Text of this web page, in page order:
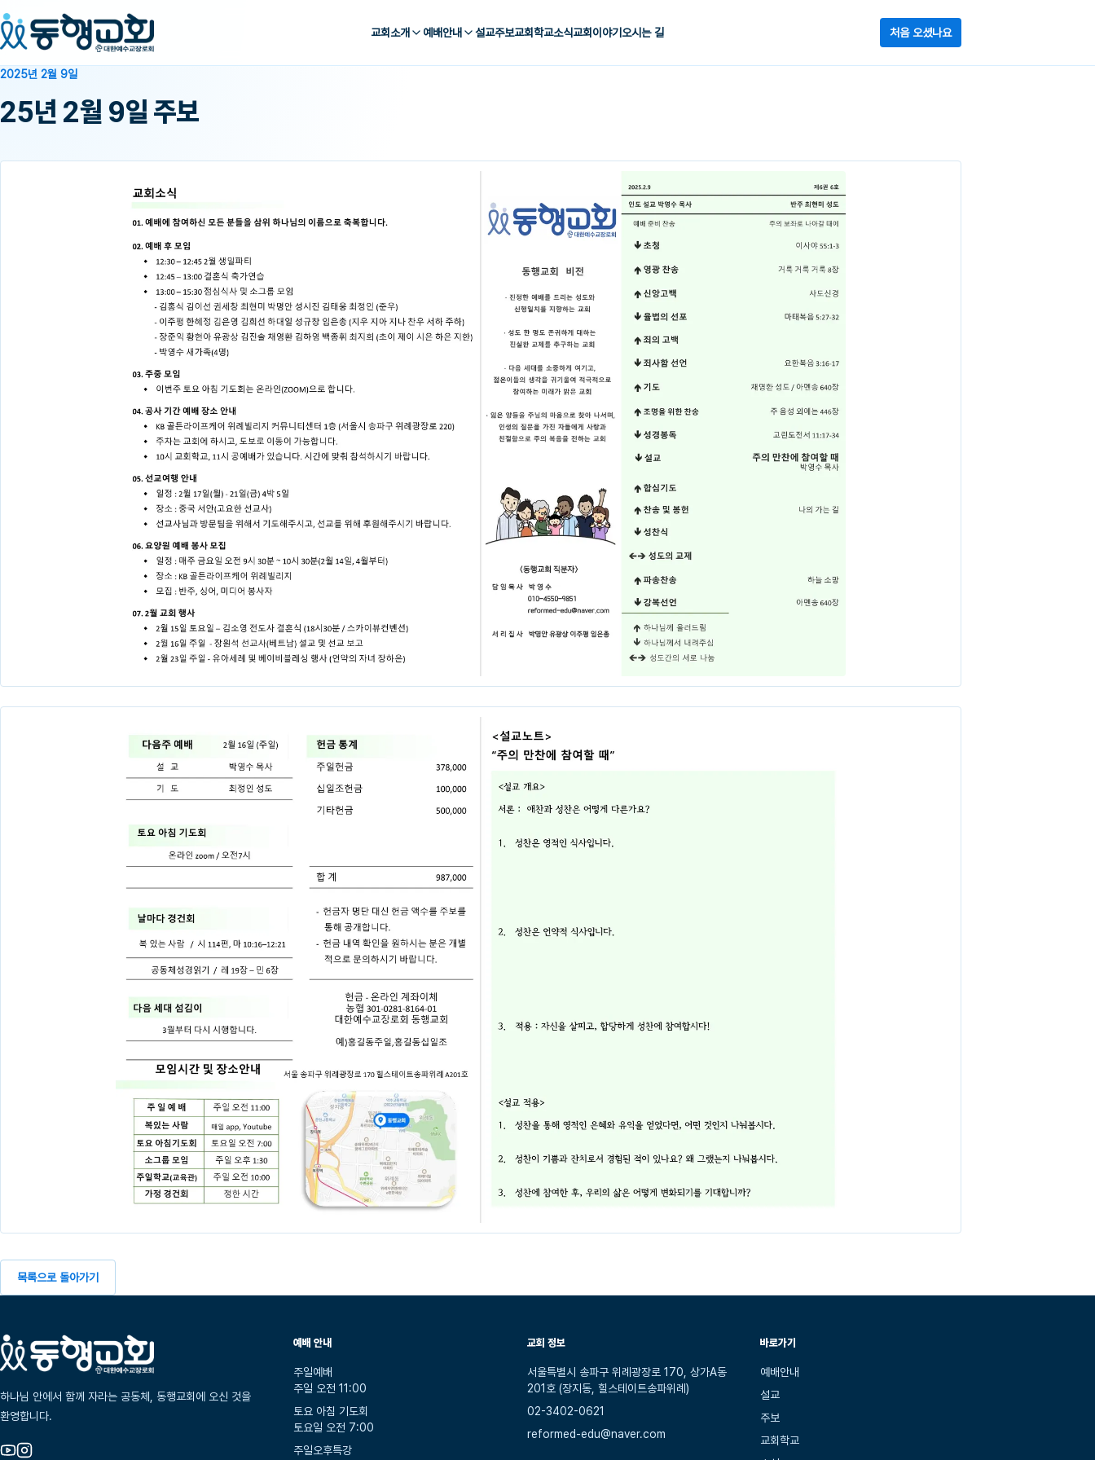
교회소개 예배안내 설교주보교회학교소식교회이야기 오시는 길 처음 오셨나요
2025년 2월 9일
25년 2월 9일 주보
목록으로 돌아가기
하나님 안에서 함께 자라는 공동체, 동행교회에 오신 것을
환영합니다.
예배 안내
주일예배
주일 오전 11:00
토요 아침 기도회
토요일 오전 7:00
주일오후특강
교회 정보
서울특별시 송파구 위례광장로 170, 상가A동
201호 (장지동, 힐스테이트송파위례)
02-3402-0621
reformed-edu@naver.com
바로가기
예배안내
설교
주보
교회학교